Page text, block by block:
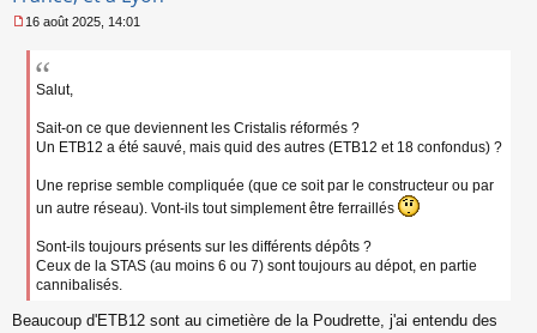
e
16 août 2025, 14:01
Salut,
Sait-on ce que deviennent les Cristalis réformés ?
Un ETB12 a été sauvé, mais quid des autres (ETB12 et 18 confondus) ?
Une reprise semble compliquée (que ce soit par le constructeur ou par
un autre réseau). Vont-ils tout simplement être ferraillés
Sont-ils toujours présents sur les différents dépôts ?
Ceux de la STAS (au moins 6 ou 7) sont toujours au dépot, en partie
cannibalisés.
Beaucoup d'ETB12 sont au cimetière de la Poudrette, j'ai entendu des